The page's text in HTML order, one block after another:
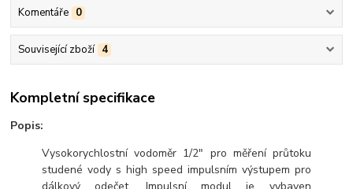
Komentáře 0
Související zboží 4
Kompletní specifikace
Popis:
Vysokorychlostní vodoměr 1/2" pro měření průtoku
studené vody s high speed impulsním výstupem pro